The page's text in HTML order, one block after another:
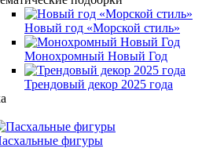
Новый год «Морской стиль»
Монохромный Новый Год
Трендовый декор 2025 года
фигуры